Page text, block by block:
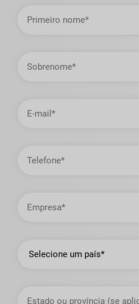
nome
email